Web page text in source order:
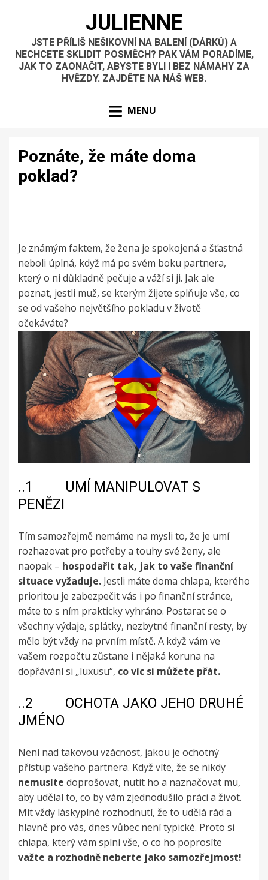
JULIENNE
JSTE PŘÍLIŠ NEŠIKOVNÍ NA BALENÍ (DÁRKŮ) A
NECHCETE SKLIDIT POSMĚCH? PAK VÁM PORADÍME,
JAK TO ZAONAČIT, ABYSTE BYLI I BEZ NÁMAHY ZA
HVĚZDY. ZAJDĚTE NA NÁŠ WEB.
MENU
Poznáte, že máte doma
poklad?
Je známým faktem, že žena je spokojená a šťastná
neboli úplná, když má po svém boku partnera,
který o ni důkladně pečuje a váží si ji. Jak ale
poznat, jestli muž, se kterým žijete splňuje vše, co
se od vašeho největšího pokladu v životě
očekáváte?
..1 UMÍ MANIPULOVAT S
PENĚZI
Tím samozřejmě nemáme na mysli to, že je umí
rozhazovat pro potřeby a touhy své ženy, ale
naopak – hospodařit tak, jak to vaše finanční
situace vyžaduje. Jestli máte doma chlapa, kterého
prioritou je zabezpečit vás i po finanční stránce,
máte to s ním prakticky vyhráno. Postarat se o
všechny výdaje, splátky, nezbytné finanční resty, by
mělo být vždy na prvním místě. A když vám ve
vašem rozpočtu zůstane i nějaká koruna na
dopřávání si „luxusu“, co víc si můžete přát.
..2 OCHOTA JAKO JEHO DRUHÉ
JMÉNO
Není nad takovou vzácnost, jakou je ochotný
přístup vašeho partnera. Když víte, že se nikdy
nemusíte doprošovat, nutit ho a naznačovat mu,
aby udělal to, co by vám zjednodušilo práci a život.
Mít vždy láskyplné rozhodnutí, že to udělá rád a
hlavně pro vás, dnes vůbec není typické. Proto si
chlapa, který vám splní vše, o co ho poprosíte
važte a rozhodně neberte jako samozřejmost!